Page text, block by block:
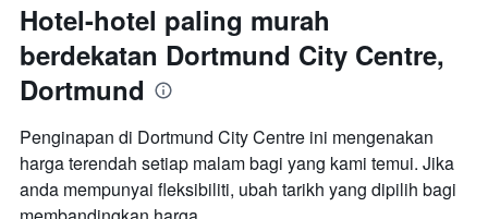
Hotel-hotel paling murah
berdekatan Dortmund City Centre,
Dortmund
Penginapan di Dortmund City Centre ini mengenakan
harga terendah setiap malam bagi yang kami temui. Jika
anda mempunyai fleksibiliti, ubah tarikh yang dipilih bagi